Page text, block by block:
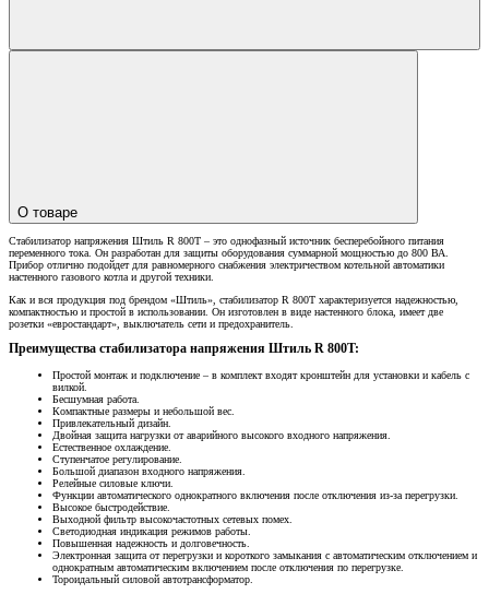
О товаре
Стабилизатор напряжения Штиль R 800T – это однофазный источник бесперебойного питания
переменного тока. Он разработан для защиты оборудования суммарной мощностью до 800 ВА.
Прибор отлично подойдет для равномерного снабжения электричеством котельной автоматики
настенного газового котла и другой техники.
Как и вся продукция под брендом «Штиль», стабилизатор R 800T характеризуется надежностью,
компактностью и простой в использовании. Он изготовлен в виде настенного блока, имеет две
розетки «евростандарт», выключатель сети и предохранитель.
Преимущества стабилизатора напряжения Штиль R 800T:
Простой монтаж и подключение – в комплект входят кронштейн для установки и кабель с
вилкой.
Бесшумная работа.
Компактные размеры и небольшой вес.
Привлекательный дизайн.
Двойная защита нагрузки от аварийного высокого входного напряжения.
Естественное охлаждение.
Ступенчатое регулирование.
Большой диапазон входного напряжения.
Релейные силовые ключи.
Функции автоматического однократного включения после отключения из-за перегрузки.
Высокое быстродействие.
Выходной фильтр высокочастотных сетевых помех.
Светодиодная индикация режимов работы.
Повышенная надежность и долговечность.
Электронная защита от перегрузки и короткого замыкания с автоматическим отключением и
однократным автоматическим включением после отключения по перегрузке.
Тороидальный силовой автотрансформатор.